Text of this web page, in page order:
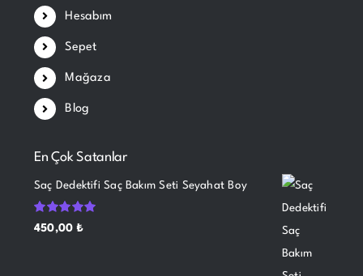
Hesabım
Sepet
Mağaza
Blog
En Çok Satanlar
Saç Dedektifi Saç Bakım Seti Seyahat Boy
5
üzerinden
450,00₺